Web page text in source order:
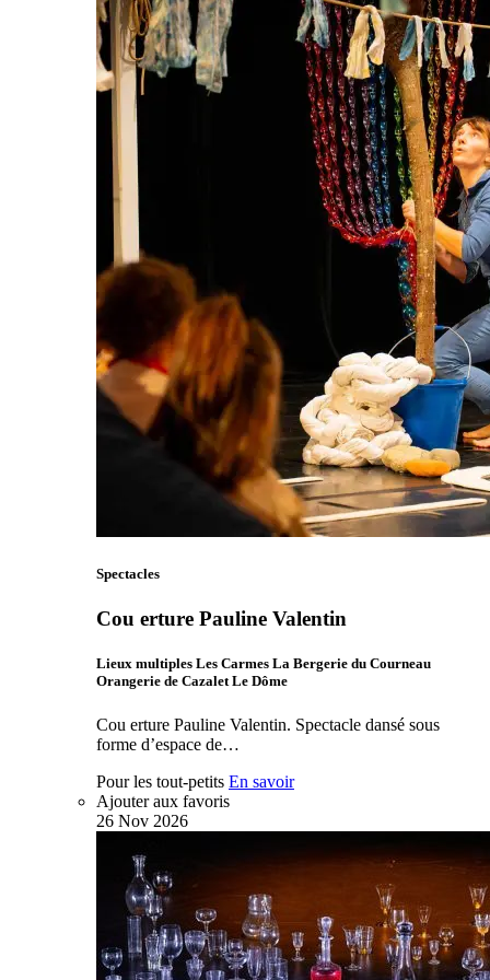
Spectacles
Cou erture Pauline Valentin
Lieux multiples Les Carmes La Bergerie du Courneau
Orangerie de Cazalet Le Dôme
Cou erture Pauline Valentin. Spectacle dansé sous
forme d’espace de…
Pour les tout-petits En savoir
Ajouter aux favoris
26 Nov 2026